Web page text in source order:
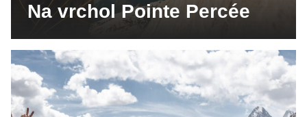
Na vrchol Pointe Percée